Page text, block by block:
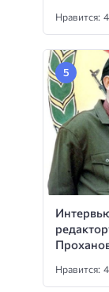
Нравится:
Нравится: